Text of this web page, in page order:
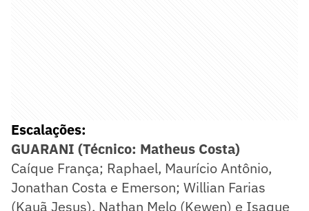
Escalações:
GUARANI (Técnico: Matheus Costa)
Caíque França; Raphael, Maurício Antônio,
Jonathan Costa e Emerson; Willian Farias
(Kauã Jesus), Nathan Melo (Kewen) e Isaque